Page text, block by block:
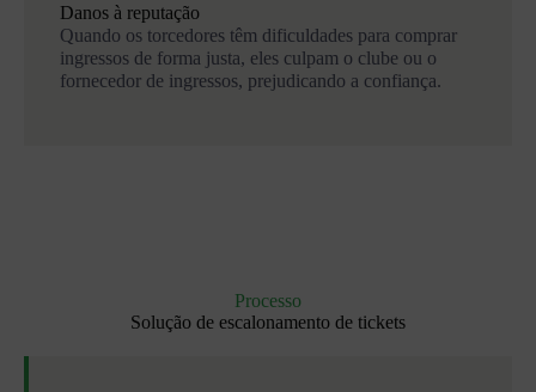
Danos à reputação
Quando os torcedores têm dificuldades para comprar
ingressos de forma justa, eles culpam o clube ou o
fornecedor de ingressos, prejudicando a confiança.
Processo
Solução de escalonamento de tickets